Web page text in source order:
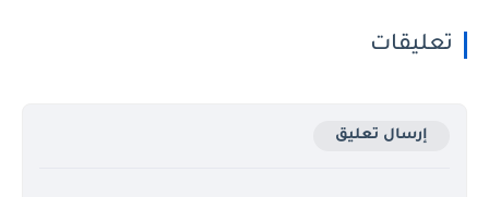
تعليقات
إرسال تعليق